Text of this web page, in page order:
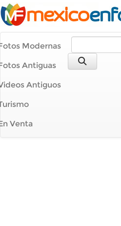
Modernas
Antiguas
Antiguos
Venta